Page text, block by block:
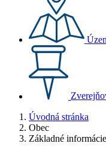
Úvodná stránka
Obec
Základné informácie